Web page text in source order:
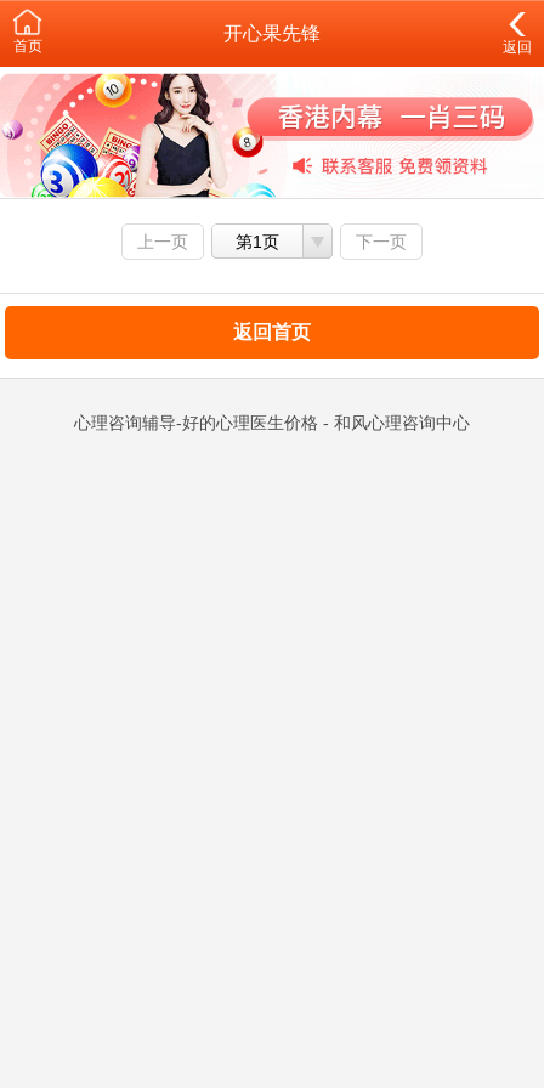
首页
开心果先锋
返回
上一页 第1页 下一页
返回首页
心理咨询辅导-好的心理医生价格 - 和风心理咨询中心